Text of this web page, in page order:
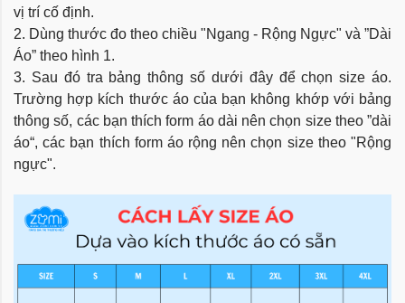
vị trí cố định.
2. Dùng thước đo theo chiều "Ngang - Rộng Ngực" và ”Dài
Áo” theo hình 1.
3. Sau đó tra bảng thông số dưới đây để chọn size áo.
Trường hợp kích thước áo của bạn không khớp với bảng
thông số, các bạn thích form áo dài nên chọn size theo ”dài
áo“, các bạn thích form áo rộng nên chọn size theo "Rộng
ngực".